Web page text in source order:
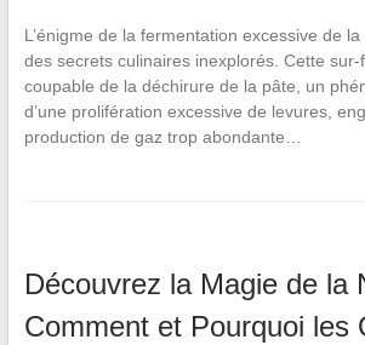
L’énigme de la fermentation excessive de
des secrets culinaires inexplorés. Cette
coupable de la déchirure de la pâte, un
d’une prolifération excessive de levures,
production de gaz trop abondante…
Découvrez la Magie de la
Comment et Pourquoi les